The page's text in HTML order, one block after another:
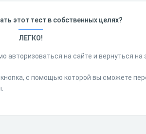
этот тест в собственных целях?
ЛЕГКО!
авторизоваться на сайте и вернуться на
кнопка, с помощью которой вы сможете